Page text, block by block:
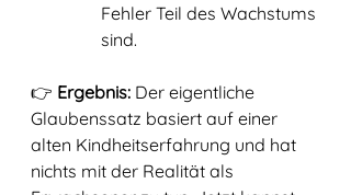
Fehler Teil des Wachstums
sind.
👉 Ergebnis: Der eigentliche
Glaubenssatz basiert auf einer
alten Kindheitserfahrung und hat
nichts mit der Realität als